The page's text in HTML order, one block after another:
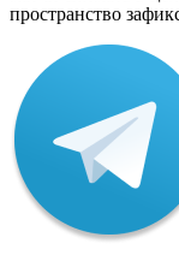
пространство